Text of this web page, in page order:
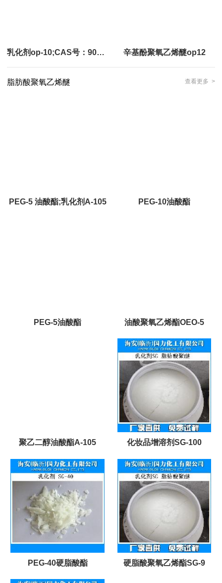
乳化剂op-10;CAS号：9041- 辛基酚聚氧乙烯醚op12
脂肪酸聚氧乙烯醚 查看更多 >
PEG-5 油酸酯;乳化剂A-105 PEG-10油酸酯
PEG-5油酸酯 油酸聚氧乙烯酯OEO-5
聚乙二醇油酸酯A-105 化妆品增溶剂SG-100
PEG-40硬脂酸酯 硬脂酸聚氧乙烯酯SG-9